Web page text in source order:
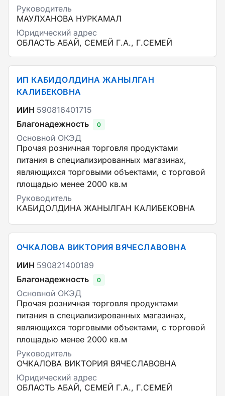
Руководитель
МАУЛХАНОВА НУРКАМАЛ
Юридический адрес
ОБЛАСТЬ АБАЙ, СЕМЕЙ Г.А., Г.СЕМЕЙ
ИП КАБИДОЛДИНА ЖАНЫЛГАН
КАЛИБЕКОВНА
ИИН 590816401715
Благонадежность
0
Основной ОКЭД
Прочая розничная торговля продуктами
питания в специализированных магазинах,
являющихся торговыми объектами, с торговой
площадью менее 2000 кв.м
Руководитель
КАБИДОЛДИНА ЖАНЫЛГАН КАЛИБЕКОВНА
ОЧКАЛОВА ВИКТОРИЯ ВЯЧЕСЛАВОВНА
ИИН 590821400189
Благонадежность
0
Основной ОКЭД
Прочая розничная торговля продуктами
питания в специализированных магазинах,
являющихся торговыми объектами, с торговой
площадью менее 2000 кв.м
Руководитель
ОЧКАЛОВА ВИКТОРИЯ ВЯЧЕСЛАВОВНА
Юридический адрес
ОБЛАСТЬ АБАЙ, СЕМЕЙ Г.А., Г.СЕМЕЙ